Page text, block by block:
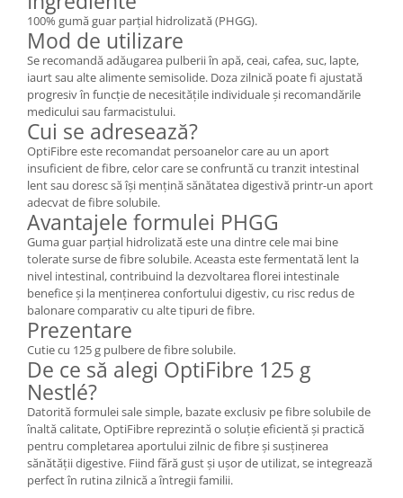
100% gumă guar parțial hidrolizată (PHGG).
Mod de utilizare
Se recomandă adăugarea pulberii în apă, ceai, cafea, suc, lapte,
iaurt sau alte alimente semisolide. Doza zilnică poate fi ajustată
progresiv în funcție de necesitățile individuale și recomandările
medicului sau farmacistului.
Cui se adresează?
OptiFibre este recomandat persoanelor care au un aport
insuficient de fibre, celor care se confruntă cu tranzit intestinal
lent sau doresc să își mențină sănătatea digestivă printr-un aport
adecvat de fibre solubile.
Avantajele formulei PHGG
Guma guar parțial hidrolizată este una dintre cele mai bine
tolerate surse de fibre solubile. Aceasta este fermentată lent la
nivel intestinal, contribuind la dezvoltarea florei intestinale
benefice și la menținerea confortului digestiv, cu risc redus de
balonare comparativ cu alte tipuri de fibre.
Prezentare
Cutie cu 125 g pulbere de fibre solubile.
De ce să alegi OptiFibre 125 g
Nestlé?
Datorită formulei sale simple, bazate exclusiv pe fibre solubile de
înaltă calitate, OptiFibre reprezintă o soluție eficientă și practică
pentru completarea aportului zilnic de fibre și susținerea
sănătății digestive. Fiind fără gust și ușor de utilizat, se integrează
perfect în rutina zilnică a întregii familii.